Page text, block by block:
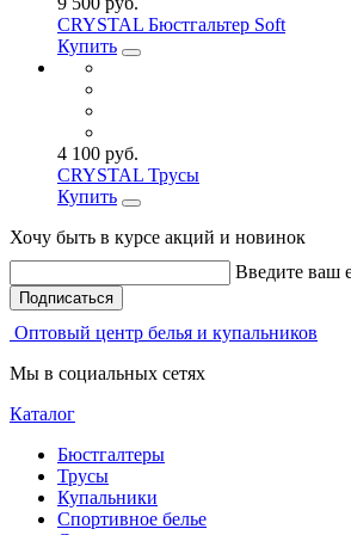
CRYSTAL Бюстгальтер Soft
Купить
4 100 руб.
CRYSTAL Трусы
Купить
Хочу быть в курсе акций и новинок
Введите ваш
Подписаться
Оптовый центр белья и купальников
Мы в социальных сетях
Каталог
Бюстгалтеры
Трусы
Купальники
Спортивное белье